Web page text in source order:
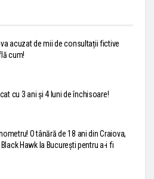
acuzat de mii de consultații fictive
cum!
cu 3 ani și 4 luni de închisoare!
O tânără de 18 ani din Craiova,
Hawk la București pentru a-i fi